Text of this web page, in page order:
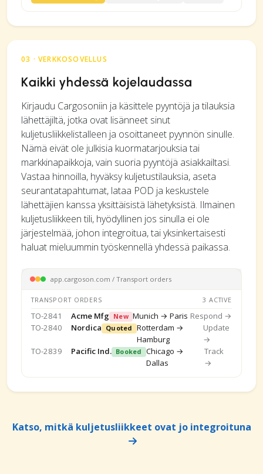
03 · VERKKOSOVELLUS
Kaikki yhdessä kojelaudassa
Kirjaudu Cargosoniin ja käsittele pyyntöjä ja tilauksia
lähettäjiltä, jotka ovat lisänneet sinut
kuljetusliikkelistalleen ja osoittaneet pyynnön sinulle.
Nämä eivät ole julkisia kuormatarjouksia tai
markkinapaikkoja, vain suoria pyyntöjä asiakkailtasi.
Vastaa hinnoilla, hyväksy kuljetustilauksia, aseta
seurantatapahtumat, lataa POD ja keskustele
lähettäjien kanssa yksittäisistä lähetyksistä. Ilmainen
kuljetusliikkeen tili, hyödyllinen jos sinulla ei ole
järjestelmää, johon integroitua, tai yksinkertaisesti
haluat mieluummin työskennellä yhdessä paikassa.
app.cargoson.com / Transport orders
TRANSPORT ORDERS 3 ACTIVE
TO-2841 Acme Mfg New Munich → Paris Respond →
TO-2840
Nordica Quoted Rotterdam →
Hamburg
Update
→
TO-2839
Pacific Ind. Booked Chicago →
Dallas
Track
→
Katso, mitkä kuljetusliikkeet ovat jo integroituna